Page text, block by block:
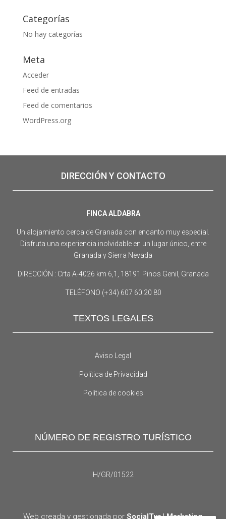
Categorías
No hay categorías
Meta
Acceder
Feed de entradas
Feed de comentarios
WordPress.org
DIRECCIÓN Y CONTACTO
FINCA ALDABRA
Un alojamiento cerca de Granada con encanto muy especial.
Disfruta una experiencia inolvidable en un lugar único, entre
Granada y Sierra Nevada
DIRECCIÓN : Crta A-4026 km 6,1, 18191 Pinos Genil, Granada
TELÉFONO (+34) 607 60 20 80
TEXTOS LEGALES
Aviso Legal
Política de Privacidad
Política de cookies
NÚMERO DE REGISTRO TURÍSTICO
H/GR/01522
Web creada y gestionada porSocialTur | Marketing